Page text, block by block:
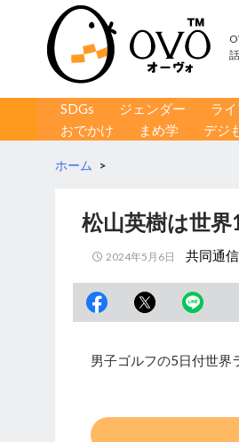
コンテンツへ移動
SDGs ジェンダー ラ
おでかけ
まめ学 デジ
ホーム >
松山英樹は世
2024年5月6日 共同通
男子ゴルフの5日付世